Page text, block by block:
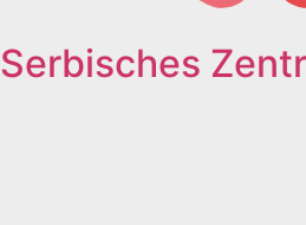
Serbisches